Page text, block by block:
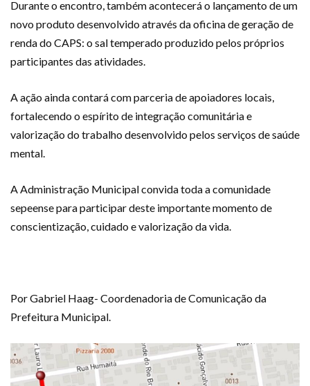
Durante o encontro, também acontecerá o lançamento de um
novo produto desenvolvido através da oficina de geração de
renda do CAPS: o sal temperado produzido pelos próprios
participantes das atividades.
A ação ainda contará com parceria de apoiadores locais,
fortalecendo o espírito de integração comunitária e
valorização do trabalho desenvolvido pelos serviços de saúde
mental.
A Administração Municipal convida toda a comunidade
sepeense para participar deste importante momento de
conscientização, cuidado e valorização da vida.
Por Gabriel Haag- Coordenadoria de Comunicação da
Prefeitura Municipal.